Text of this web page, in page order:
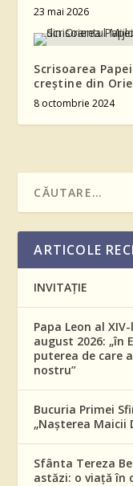
23 mai 2026
Scrisoarea
creștine din
8 octombrie 2024
ARTICOLE
INVITAȚIE
Papa Leon al
august 2026: „în
puterea de care
nostru”
Bucuria Primei
„Nașterea Maicii
Sfânta Tereza
astăzi: o viață în